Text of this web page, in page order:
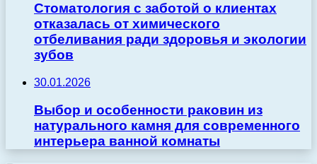
Стоматология с заботой о клиентах
отказалась от химического
отбеливания ради здоровья и экологии
зубов
30.01.2026
Выбор и особенности раковин из
натурального камня для современного
интерьера ванной комнаты